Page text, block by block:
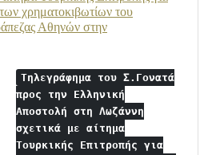
χρηματοκιβωτίων του
Αθηνών στην
Τηλεγράφημα του Σ.Γονατά
προς την Ελληνική
Αποστολή στη Λωζάννη
σχετικά με αίτημα
Τουρκικής Επιτροπής για